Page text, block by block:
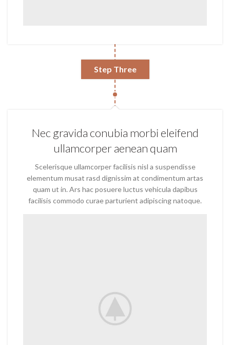
Step Three
Nec gravida conubia morbi eleifend
ullamcorper aenean quam
Scelerisque ullamcorper facilisis nisl a suspendisse
elementum musat rasd dignissim at condimentum artas
quam ut in. Ars hac posuere luctus vehicula dapibus
facilisis commodo curae parturient adipiscing natoque.